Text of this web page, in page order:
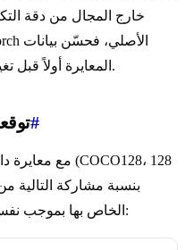
خارج المجال من دقة
المعايرة أولاً قبل تغيير إعدادات النموذج أو وقت التشغيل.
#
PyTorch mAP50 الخاص بها بموجب نفس بروتوكول التقييم: